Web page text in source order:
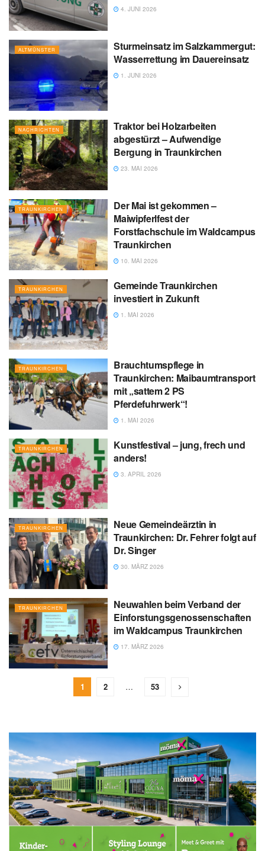
4. JUNI 2026
ALTMÜNSTER
Sturmeinsatz im Salzkammergut:
Wasserrettung im Dauereinsatz
1. JUNI 2026
NACHRICHTEN
Traktor bei Holzarbeiten
abgestürzt – Aufwendige
Bergung in Traunkirchen
23. MAI 2026
TRAUNKIRCHEN
Der Mai ist gekommen –
Maiwipferlfest der
Forstfachschule im Waldcampus
Traunkirchen
10. MAI 2026
TRAUNKIRCHEN
Gemeinde Traunkirchen
investiert in Zukunft
1. MAI 2026
TRAUNKIRCHEN
Brauchtumspflege in
Traunkirchen: Maibaumtransport
mit „sattem 2 PS
Pferdefuhrwerk“!
1. MAI 2026
TRAUNKIRCHEN
Kunstfestival – jung, frech und
anders!
3. APRIL 2026
TRAUNKIRCHEN
Neue Gemeindeärztin in
Traunkirchen: Dr. Fehrer folgt auf
Dr. Singer
30. MÄRZ 2026
TRAUNKIRCHEN
Neuwahlen beim Verband der
Einforstungsgenossenschaften
im Waldcampus Traunkirchen
17. MÄRZ 2026
1 2 … 53